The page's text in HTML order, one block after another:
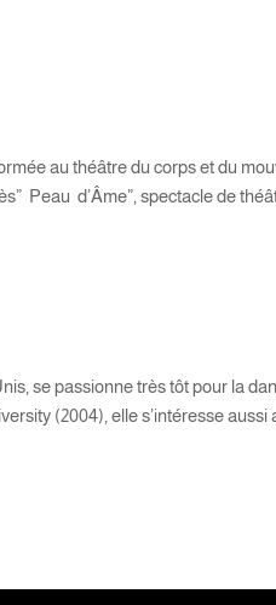
au théâtre du corps et du
Peau d’Âme”, spectacle de
se passionne très tôt pour la
(2004), elle s’intéresse